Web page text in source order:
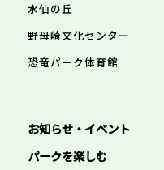
水仙の丘
野母崎文化センター
恐竜パーク体育館
お知らせ・イベント
パークを楽しむ